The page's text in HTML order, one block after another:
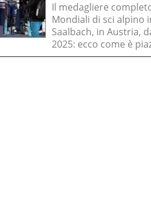
Il medagliere
Mondiali di sci alpino
Saalbach, in Austria,
2025: ecco come è